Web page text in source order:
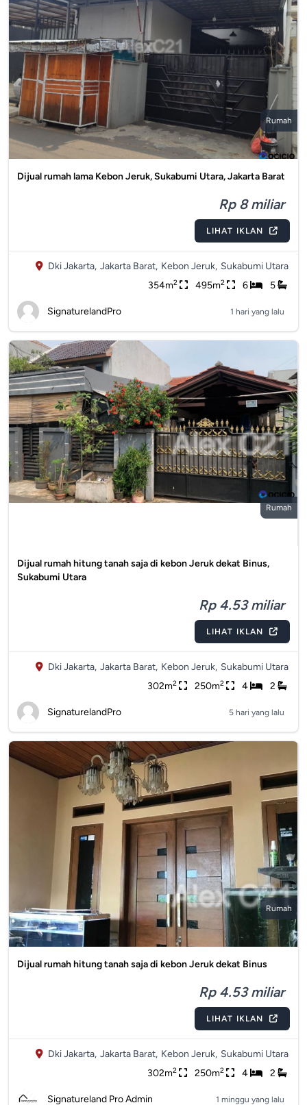
Rumah
Dijual rumah lama Kebon Jeruk, Sukabumi Utara, Jakarta Barat
Rp 8 miliar
LIHAT IKLAN
Dki Jakarta, Jakarta Barat, Kebon Jeruk, Sukabumi Utara
354m2 495m2 6 5
SignaturelandPro 1 hari yang lalu
Rumah
Dijual rumah hitung tanah saja di kebon Jeruk dekat Binus,
Sukabumi Utara
Rp 4.53 miliar
LIHAT IKLAN
Dki Jakarta, Jakarta Barat, Kebon Jeruk, Sukabumi Utara
302m2 250m2 4 2
SignaturelandPro 5 hari yang lalu
Rumah
Dijual rumah hitung tanah saja di kebon Jeruk dekat Binus
Rp 4.53 miliar
LIHAT IKLAN
Dki Jakarta, Jakarta Barat, Kebon Jeruk, Sukabumi Utara
302m2 250m2 4 2
Signatureland Pro Admin 1 minggu yang lalu